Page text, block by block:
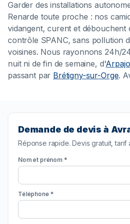
Garder des installations
Renarde toute proche : nos
vidangent, curent et débouchent
contrôle SPANC, sans pollution
voisines. Nous rayonnons 24h/
nuit ni de fin de semaine, d'
passant par Brétigny-sur-Orge.
Demande de devis à
Réponse rapide. Devis gratuit, tarif
Nom et prénom *
Téléphone *